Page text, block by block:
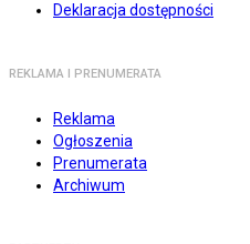
Deklaracja dostępności
REKLAMA I PRENUMERATA
Reklama
Ogłoszenia
Prenumerata
Archiwum